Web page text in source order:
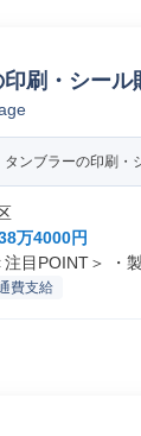
刷・シール
タンブラーの印刷
万4000円
目POINT＞ ・
費支給